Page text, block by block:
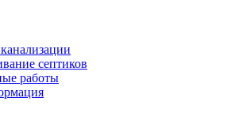
септиков
работы